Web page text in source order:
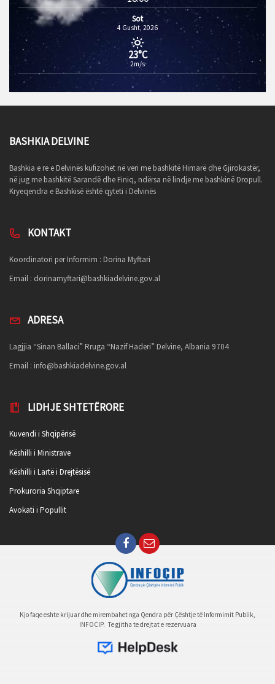
Sot
4 Gusht, 2026
23°C
2m/s
BASHKIA DELVINE
Bashkia e re e Delvinës kufizohet në veri me bashkitë Himarë dhe Gjirokastër,
në jug me bashkitë Sarandë dhe Finiq, ndërsa në lindje me bashkinë Dropull.
Kryeqendra e Bashkisë është qyteti i Delvinës
KONTAKT
Koordinatori per Informim : Dorina Myftari
Email : dorinamyftari@bashkiadelvine.gov.al
ADRESA
Lagjjia “Sinan Ballaci” Rruga “Nazif Haderi” Delvine, Albania 9704
Email : info@bashkiadelvine.gov.al
LIDHJE SHTETËRORE
Kuvendi i Shqipërisë
Këshilli i Ministrave
Këshilli i Lartë i Drejtësisë
Prokuroria Shqiptare
Avokati i Popullit
Kjo faqe eshte krijuar dhe mirembahet nga Qendra për Çështje të Informimit Publik,
INFOCIP. Te gjitha te drejtat e rezervuara